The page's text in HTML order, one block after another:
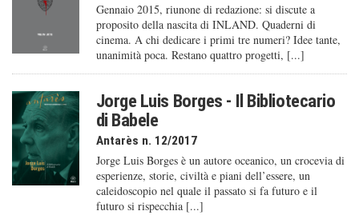
Gennaio 2015, riunone di redazione: si discute a
proposito della nascita di INLAND. Quaderni di
cinema. A chi dedicare i primi tre numeri? Idee tante,
unanimità poca. Restano quattro progetti, [...]
Jorge Luis Borges - Il Bibliotecario
di Babele
Antarès n. 12/2017
Jorge Luis Borges è un autore oceanico, un crocevia di
esperienze, storie, civiltà e piani dell’essere, un
caleido­scopio nel quale il passato si fa futuro e il
futuro si rispecchia [...]